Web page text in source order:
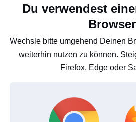
Du verwendest
Browser
Wechsle bitte umgehend Deinen
weiterhin nutzen zu können.
Firefox, Edge oder